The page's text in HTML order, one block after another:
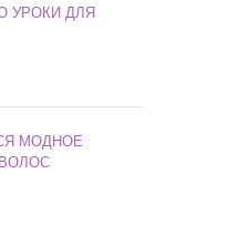
УРОКИ ДЛЯ
МОДНОЕ